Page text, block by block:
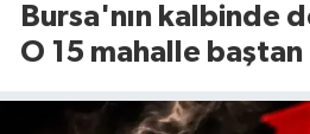
Bursa'nın kalbinde
O 15 mahalle baştan